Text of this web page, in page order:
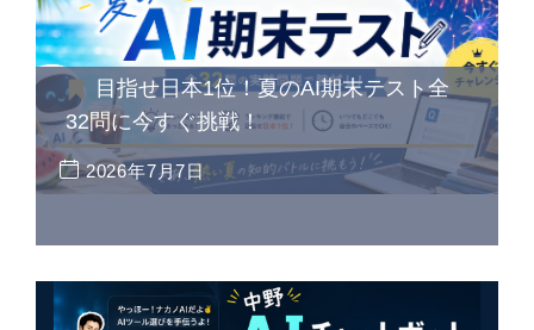
目指せ日本1位！夏のAI期末テスト全
32問に今すぐ挑戦！
2026年7月7日